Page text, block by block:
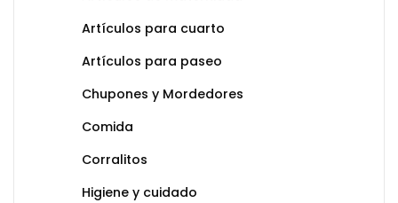
Artículos para cuarto
Artículos para paseo
Chupones y Mordedores
Comida
Corralitos
Higiene y cuidado